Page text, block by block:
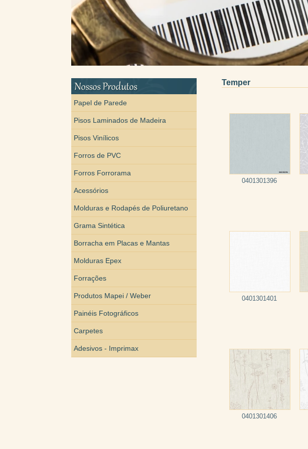
Papel de Parede
Pisos Laminados de Madeira
Pisos Vinílicos
Forros de PVC
Forros Forrorama
Acessórios
Molduras e Rodapés de Poliuretano
Grama Sintética
Borracha em Placas e Mantas
Molduras Epex
Forrações
Produtos Mapei / Weber
Painéis Fotográficos
Carpetes
Adesivos - Imprimax
Temper
0401301396
0401301401
0401301406